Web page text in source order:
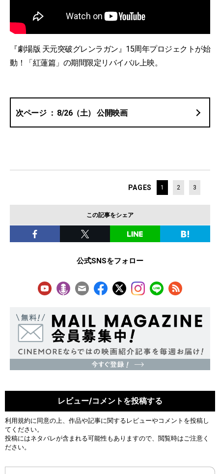
『劇場版 天元突破グレンラガン』15周年プロジェクトが始
動！「紅蓮篇」の期間限定リバイバル上映。
8/26（土） 公開映画
PAGES 1 2 3
この記事をシェア
公式SNSをフォロー
レビュー/コメントを投稿する
利用規約に同意の上、作品や記事に関するレビューやコメントを投稿し
てください。
投稿にはネタバレが含まれる可能性もありますので、閲覧時はご注意く
ださい。